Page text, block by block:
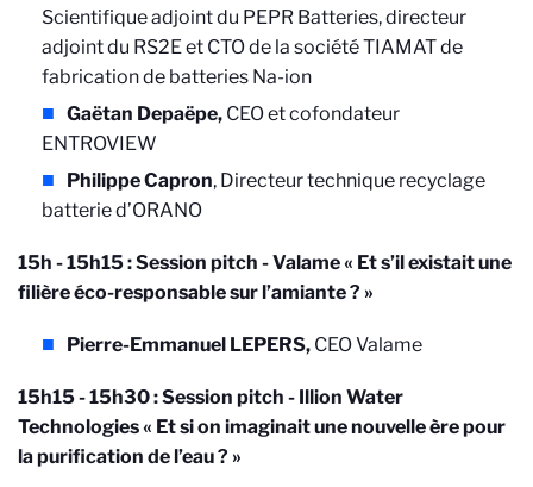
Scientifique adjoint du PEPR Batteries, directeur
adjoint du RS2E et CTO de la société TIAMAT de
fabrication de batteries Na-ion
Gaëtan Depaëpe, CEO et cofondateur
ENTROVIEW
Philippe Capron, Directeur technique recyclage
batterie d’ORANO
15h - 15h15 :Session pitch - Valame « Et s’il existait une
filière éco-responsable sur l’amiante ? »
Pierre-Emmanuel LEPERS, CEO Valame
15h15 - 15h30 :Session pitch - Illion Water
Technologies « Et si on imaginait une nouvelle ère pour
la purification de l’eau ? »